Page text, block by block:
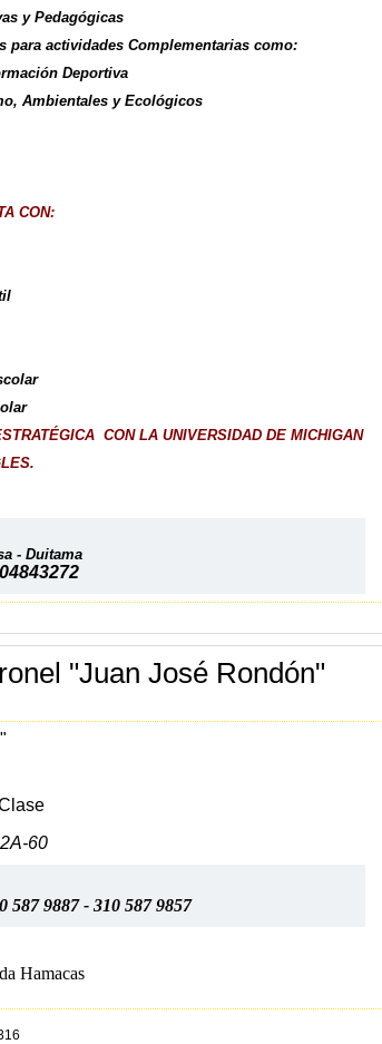
y Pedagógicas
para actividades Complementarias como:
Deportiva
Ambientales y Ecológicos
CON:
CON LA UNIVERSIDAD DE MICHIGAN
- Duitama
"Juan José Rondón"
60
587 9887 - 310 587 9857
Hamacas